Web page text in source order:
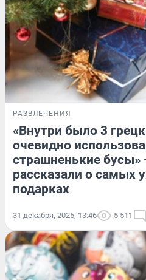
РАЗВЛЕЧЕНИЯ
«Внутри было 3
очевидно
страшненькие
рассказали о самых
подарках
31 декабря, 2025, 13:46 5 511